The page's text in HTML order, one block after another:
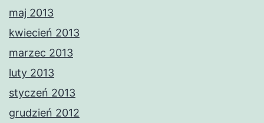
maj 2013
kwiecień 2013
marzec 2013
luty 2013
styczeń 2013
grudzień 2012